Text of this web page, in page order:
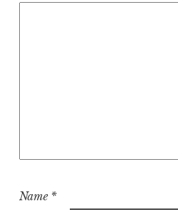
Name *